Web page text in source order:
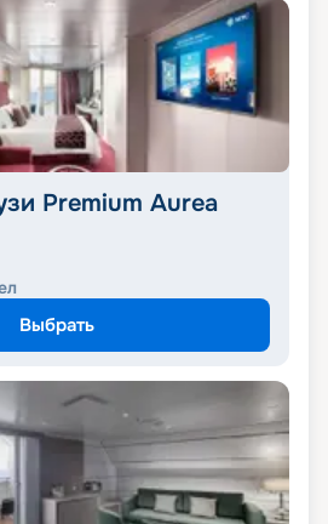
Premium Aurea
Выбрать